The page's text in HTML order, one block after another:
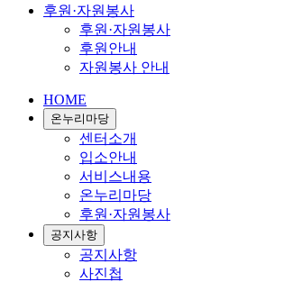
후원·자원봉사
후원·자원봉사
후원안내
자원봉사 안내
HOME
온누리마당
센터소개
입소안내
서비스내용
온누리마당
후원·자원봉사
공지사항
공지사항
사진첩